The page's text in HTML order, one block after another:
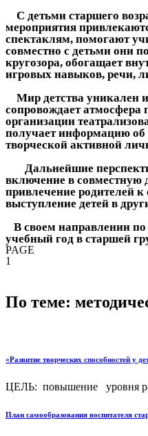
С детьми старшего
мероприятия
спектаклям, помогают
совместно с детьми они
кругозора, обогащает
игровых навыков, речи,
Мир детства уникален и
сопровождает атмосфера
организации
получает информацию об
творческой активной
Дальнейшие
включение в совместную
привлечение родителей к
выступление детей в
В своем направлении по
учебный год в старшей
PAGE
1
По теме:
«Развитие творческих способностей у
ЦЕЛЬ: повышение уровня
План самообразования воспитателя